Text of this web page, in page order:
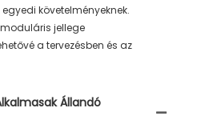
követelményeknek.
jellege
a tervezésben és az
Állandó